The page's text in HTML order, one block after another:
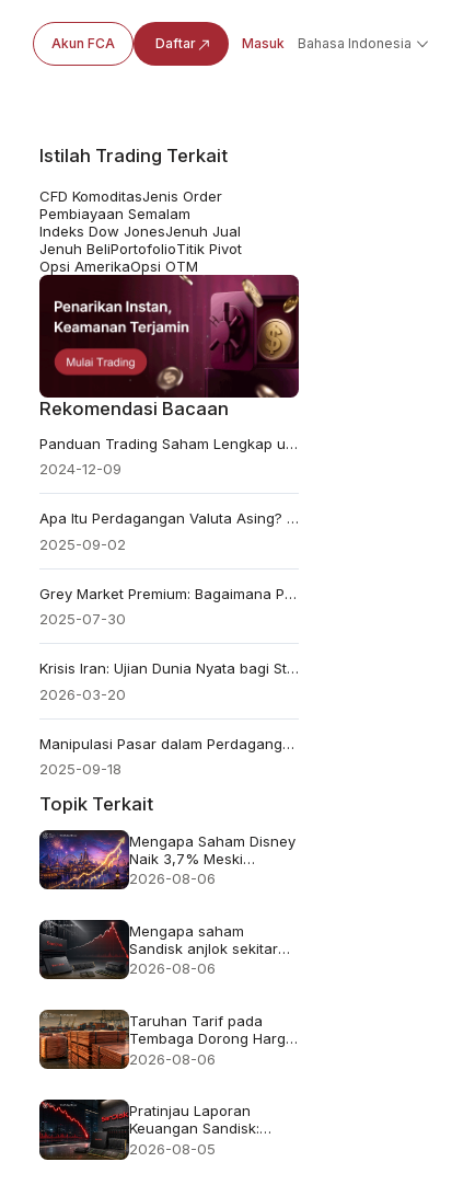
Akun FCA Daftar Masuk Bahasa Indonesia
Istilah Trading Terkait
CFD KomoditasJenis Order
Pembiayaan Semalam
Indeks Dow JonesJenuh Jual
Jenuh BeliPortofolioTitik Pivot
Opsi AmerikaOpsi OTM
Rekomendasi Bacaan
Panduan Trading Saham Lengkap untuk Pemula
2024-12-09
Apa Itu Perdagangan Valuta Asing? Pelajari Dasar-Dasar Forex Hari Ini
2025-09-02
Grey Market Premium: Bagaimana Premi Ini Memprediksi Kinerja IPO
2025-07-30
Krisis Iran: Ujian Dunia Nyata bagi Strategi Perdagangan Modern Berbasis AI
2026-03-20
Manipulasi Pasar dalam Perdagangan: Cara Mengenali dan Menghindarinya
2025-09-18
Topik Terkait
Mengapa Saham Disney
Naik 3,7% Meski
Pendapatan Meleset
2026-08-06
Mengapa saham
Sandisk anjlok sekitar
13% meskipun
2026-08-06
Taruhan Tarif pada
Tembaga Dorong Harga
Tembaga ke Rekor
2026-08-06
Pratinjau Laporan
Keuangan Sandisk:
Apakah Pertumbuhan
2026-08-05